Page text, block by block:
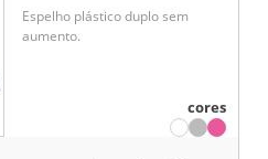
Espelho plástico duplo sem
aumento.
cores